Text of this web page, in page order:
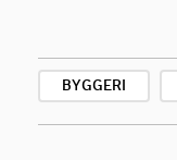
BYGGERI